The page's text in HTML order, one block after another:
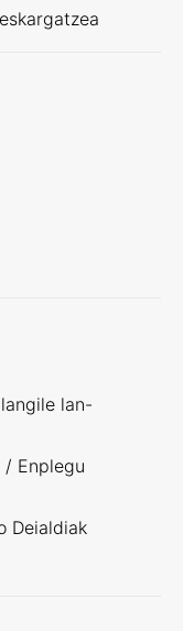
lan-
/ Enplegu
Deialdiak